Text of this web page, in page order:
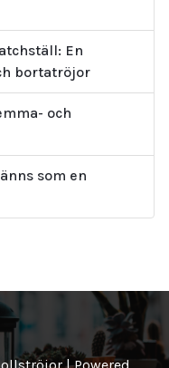
En
bortatröjor
och
som en